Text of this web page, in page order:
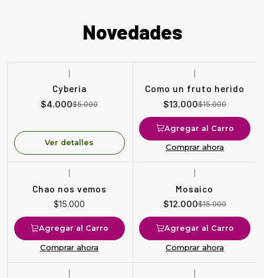
Novedades
Cyberia
$4.000$5.000
Ver detalles
Como un fruto herido
$13.000$15.000
Agregar al Carro
Comprar ahora
Chao nos vemos
$15.000
Agregar al Carro
Comprar ahora
Mosaico
$12.000$15.000
Agregar al Carro
Comprar ahora